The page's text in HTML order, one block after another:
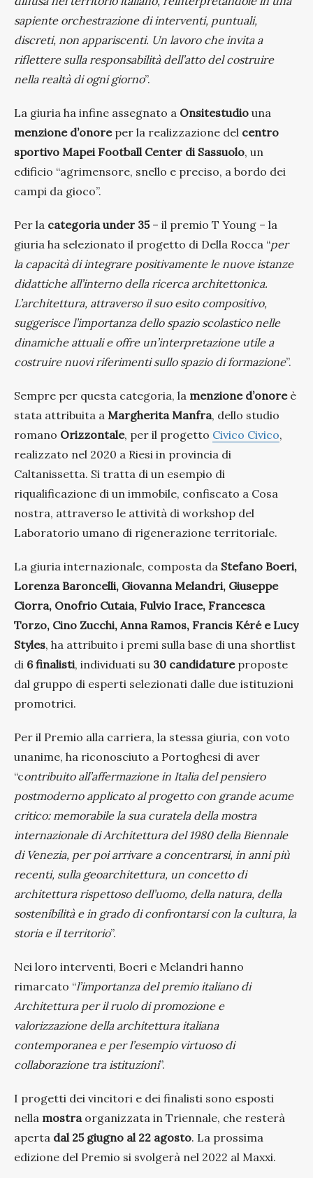
sapiente orchestrazione di interventi, puntuali,
discreti, non appariscenti. Un lavoro che invita a
riflettere sulla responsabilità dell’atto del costruire
nella realtà di ogni giorno”.
La giuria ha infine assegnato a Onsitestudio una
menzione d’onoreper la realizzazione del centro
sportivo Mapei Football Center di Sassuolo, un
edificio “agrimensore, snello e preciso, a bordo dei
campi da gioco”.
Per la categoria under 35– il premio T Young – la
giuria ha selezionato il progetto di Della Rocca “per
la capacità di integrare positivamente le nuove istanze
didattiche all’interno della ricerca architettonica.
L’architettura, attraverso il suo esito compositivo,
suggerisce l’importanza dello spazio scolastico nelle
dinamiche attuali e offre un’interpretazione utile a
costruire nuovi riferimenti sullo spazio di formazione”.
Sempre per questa categoria, la menzione d’onoreè
stata attribuita a Margherita Manfra, dello studio
romano Orizzontale, per il progetto Civico Civico,
realizzato nel 2020 a Riesi in provincia di
Caltanissetta. Si tratta di un esempio di
riqualificazione di un immobile, confiscato a Cosa
nostra, attraverso le attività di workshop del
Laboratorio umano di rigenerazione territoriale.
La giuria internazionale, composta da Stefano Boeri,
Lorenza Baroncelli, Giovanna Melandri, Giuseppe
Ciorra, Onofrio Cutaia, Fulvio Irace, Francesca
Torzo, Cino Zucchi, Anna Ramos, Francis Kéré e Lucy
Styles, ha attribuito i premi sulla base di una shortlist
di 6 finalisti, individuati su 30 candidatureproposte
dal gruppo di esperti selezionati dalle due istituzioni
promotrici.
Per il Premio alla carriera, la stessa giuria, con voto
unanime, ha riconosciuto a Portoghesi di aver
“contribuito all’affermazione in Italia del pensiero
postmoderno applicato al progetto con grande acume
critico: memorabile la sua curatela della mostra
internazionale di Architettura del 1980 della Biennale
di Venezia, per poi arrivare a concentrarsi, in anni più
recenti, sulla geoarchitettura, un concetto di
architettura rispettoso dell’uomo, della natura, della
sostenibilità e in grado di confrontarsi con la cultura, la
storia e il territorio”.
Nei loro interventi, Boeri e Melandri hanno
rimarcato “l’importanza del premio italiano di
Architettura per il ruolo di promozione e
valorizzazione della architettura italiana
contemporanea e per l’esempio virtuoso di
collaborazione tra istituzioni”.
I progetti dei vincitori e dei finalisti sono esposti
nella mostra organizzata in Triennale, che resterà
aperta dal 25 giugno al 22 agosto. La prossima
edizione del Premio si svolgerà nel 2022 al Maxxi.